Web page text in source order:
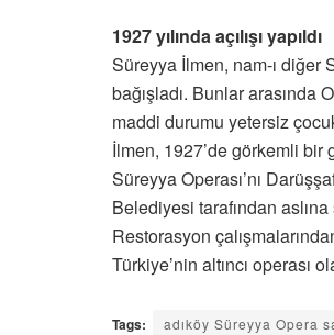
1927 yılında açılışı yapıldı
Süreyya İlmen, nam-ı diğer
bağışladı. Bunlar arasında
maddi durumu yetersiz
İlmen, 1927’de görkemli bir
Süreyya Operası’nı
Belediyesi tarafından aslına
Restorasyon
Türkiye’nin altıncı operası
Tags: adıköy Süreyya Opera